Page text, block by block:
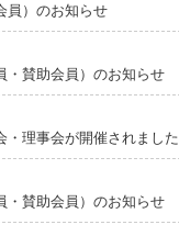
員）のお知らせ
・賛助会員）のお知らせ
・理事会が開催されました
・賛助会員）のお知らせ